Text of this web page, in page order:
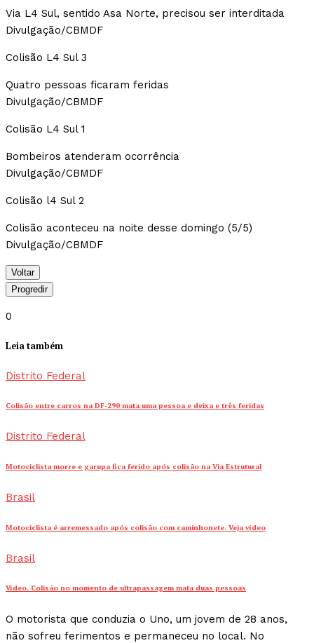
Via L4 Sul, sentido Asa Norte, precisou ser interditada
Divulgação/CBMDF
Colisão L4 Sul 3
Quatro pessoas ficaram feridas
Divulgação/CBMDF
Colisão L4 Sul 1
Bombeiros atenderam ocorrência
Divulgação/CBMDF
Colisão l4 Sul 2
Colisão aconteceu na noite desse domingo (5/5)
Divulgação/CBMDF
Voltar
Progredir
0
Leia também
Distrito Federal
Colisão entre carros na DF-290 mata uma pessoa e deixa e três feridas
Distrito Federal
Motociclista morre e garupa fica ferido após colisão na Via Estrutural
Brasil
Motociclista é arremessado após colisão com caminhonete. Veja vídeo
Brasil
Vídeo. Colisão no momento de ultrapassagem mata duas pessoas
O motorista que conduzia o Uno, um jovem de 28 anos,
não sofreu ferimentos e permaneceu no local. No